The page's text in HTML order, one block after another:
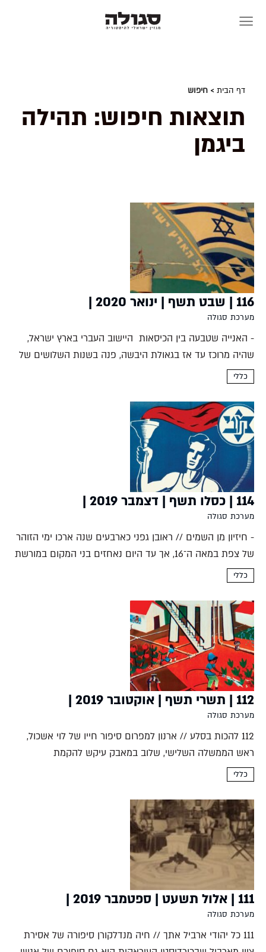
דף הבית > חיפוש
תוצאות חיפוש: תהילה
ביגמן
116 | שבט תשף | ינואר 2020 |
מערכת סגולה
- האנייה שטבעה בין הכיסאות היישוב העברי בארץ ישראל,
שהיה מרוכז עד אז בגאולת היבשה, פנה בשנות השלושים של
המאה העשרים אל עבר הים. האנייה העברית הראשונה
המסחרי...
כללי
114 | כסלו תשף | דצמבר 2019 |
מערכת סגולה
- חיזיון מן השמים // ראובן גפני כארבעים שנה ארכו ימי הזוהר
של צפת במאה ה־16, אך עד היום נאחזים בני המקום במורשת
הימים ההם. שני בתי תפילה אשכנזיים שוכנים זה מול זה.
כללי
112 | תשרי תשף | אוקטובר 2019 |
מערכת סגולה
112 להכות בסלע // ארנון למפרום סיפור חייו של לוי אשכול,
ראש הממשלה השלישי, שלוב במאבק עיקש להקמת
תשתיות מים מודרניות לצורכי ההתיישבות יהודית. גם במלחמת
בראש דאגתו חיים של...
כללי
111 | אלול תשעט | ספטמבר 2019 |
מערכת סגולה
111 כל יהודי ארביל אתך // חיה מנדלקורן סיפורה של אסירת